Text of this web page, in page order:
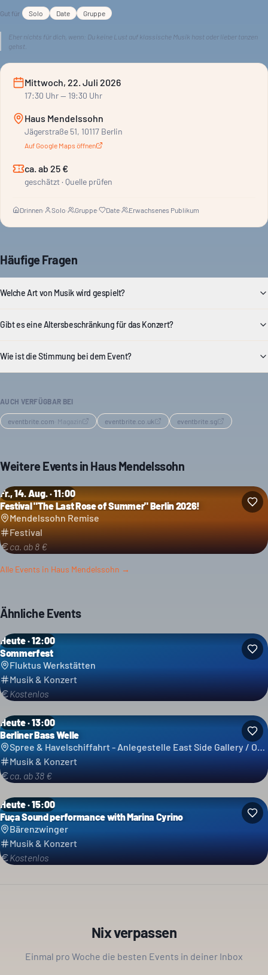
Gut für Solo Date Gruppe
Eher nichts für dich, wenn: Du keine Lust auf klassische Musik hast oder lieber tanzen
gehst.
Mittwoch, 22. Juli 2026
17:30 Uhr— 19:30 Uhr
Haus Mendelssohn
Jägerstraße 51, 10117 Berlin
Auf Google Maps öffnen
ca. ab 25 €
geschätzt · Quelle prüfen
Drinnen· Solo· Gruppe· Date· Erwachsenes Publikum
Häufige Fragen
Welche Art von Musik wird gespielt?
Gibt es eine Altersbeschränkung für das Konzert?
Wie ist die Stimmung bei dem Event?
AUCH VERFÜGBAR BEI
eventbrite.com Magazin eventbrite.co.uk eventbrite.sg
Weitere Events in Haus Mendelssohn
Fr., 14. Aug. · 11:00
Festival "The Last Rose of Summer" Berlin 2026!
Mendelssohn Remise
Festival
ca. ab 8 €
Kategorie: Festival
Alle Events in Haus Mendelssohn →
Ähnliche Events
Heute · 12:00
Sommerfest
Fluktus Werkstätten
Musik & Konzert
Kostenlos
Heute · 13:00
Berliner Bass Welle
Spree & Havelschiffahrt - Anlegestelle East Side Gallery / Ostbahnhof - Reederei Grimm & Lindecke GbR
Musik & Konzert
ca. ab 38 €
Heute · 15:00
Fuça Sound performance with Marina Cyrino
Bärenzwinger
Musik & Konzert
Kostenlos
Nix verpassen
Einmal pro Woche die besten Events in deiner Inbox